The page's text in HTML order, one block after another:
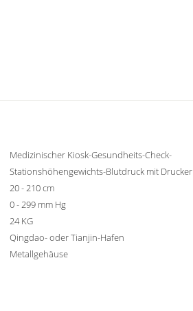
Medizinischer Kiosk-Gesundheits-Check-
Stationshöhengewichts-Blutdruck mit Drucker
20 - 210 cm
0 - 299 mm Hg
24 KG
Qingdao- oder Tianjin-Hafen
Metallgehäuse